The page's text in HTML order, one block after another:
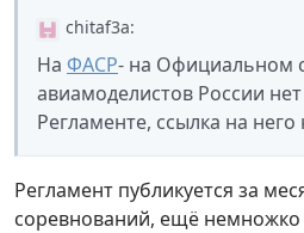
chitaf3a:
На ФАСР- на Официальном
авиамоделистов России
Регламенте, ссылка на него
Регламент публикуется за
соревнований, ещё немножко